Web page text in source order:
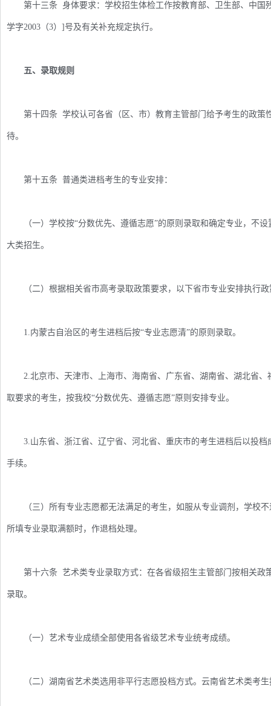
第十三条 身体要求：学校招生体检工作按教育部、卫生部、中国
学字2003（3）]号及有关补充规定执行。
五、录取规则
第十四条 学校认可各省（区、市）教育主管部门给予考生的政策
待。
第十五条 普通类进档考生的专业安排：
（一）学校按“分数优先、遵循志愿”的原则录取和确定专业，不设
大类招生。
（二）根据相关省市高考录取政策要求，以下省市专业安排执行政
1.内蒙古自治区的考生进档后按“专业志愿清”的原则录取。
2.北京市、天津市、上海市、海南省、广东省、湖南省、湖北省、
取要求的考生，按我校“分数优先、遵循志愿”原则安排专业。
3.山东省、浙江省、辽宁省、河北省、重庆市的考生进档后以投档
手续。
（三）所有专业志愿都无法满足的考生，如服从专业调剂，学校不
所填专业录取满额时，作退档处理。
第十六条 艺术类专业录取方式：在各省级招生主管部门按相关政
录取。
（一）艺术专业成绩全部使用各省级艺术专业统考成绩。
（二）湖南省艺术类选用非平行志愿投档方式。云南省艺术类考生